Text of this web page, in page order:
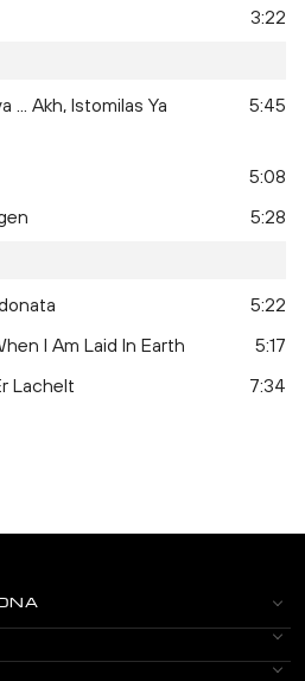
3:22
... Akh, Istomilas Ya
5:45
5:08
5:28
5:22
I Am Laid In Earth
5:17
Lachelt 7:34